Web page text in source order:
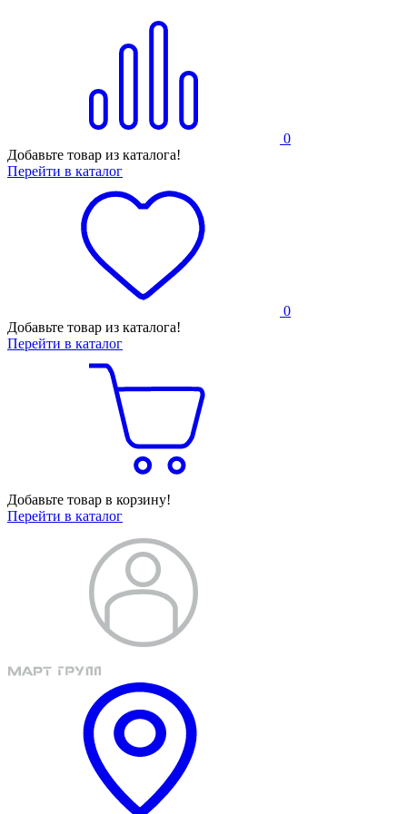
0
Добавьте товар из каталога!
Перейти в каталог
0
Добавьте товар из каталога!
Перейти в каталог
Добавьте товар в корзину!
Перейти в каталог